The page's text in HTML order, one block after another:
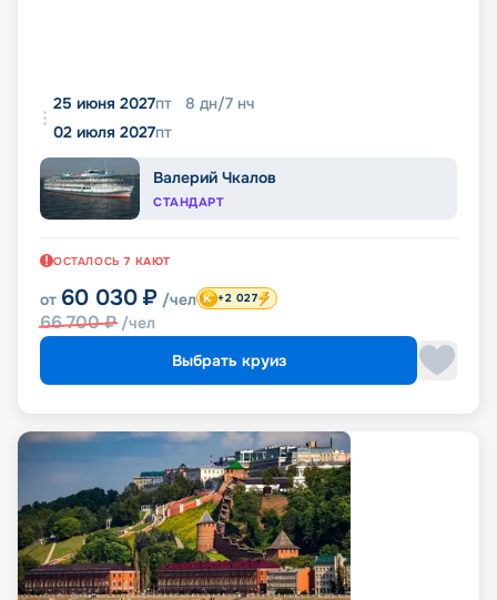
25 июня 2027пт 8 дн/7 нч
02 июля 2027пт
Валерий Чкалов
СТАНДАРТ
ОСТАЛОСЬ 7 КАЮТ
от 60 030 ₽ /чел
66 700₽ /чел
+2 027
Выбрать круиз